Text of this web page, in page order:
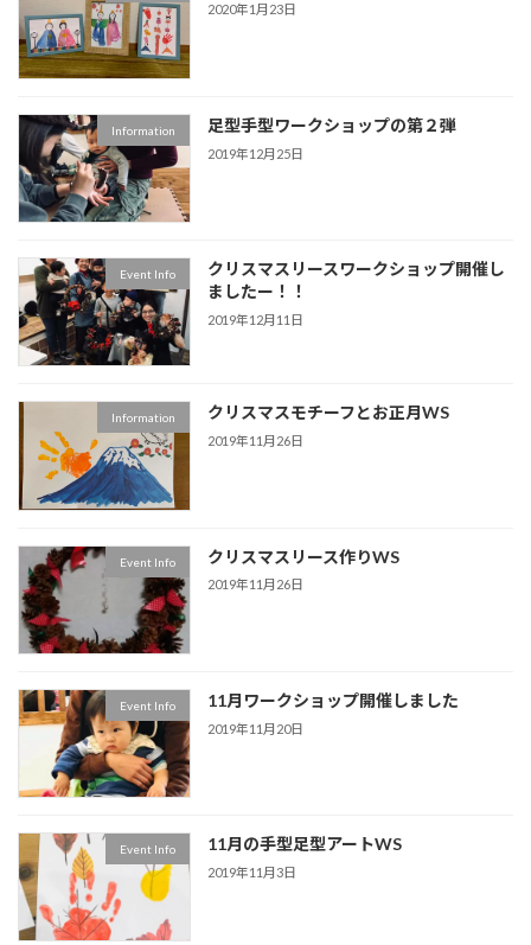
2020年1月23日
Information 足型手型ワークショップの第２弾
2019年12月25日
Event Info
クリスマスリースワークショップ開催し
ましたー！！
2019年12月11日
Information クリスマスモチーフとお正月WS
2019年11月26日
Event Info クリスマスリース作りWS
2019年11月26日
Event Info 11月ワークショップ開催しました
2019年11月20日
Event Info 11月の手型足型アートWS
2019年11月3日